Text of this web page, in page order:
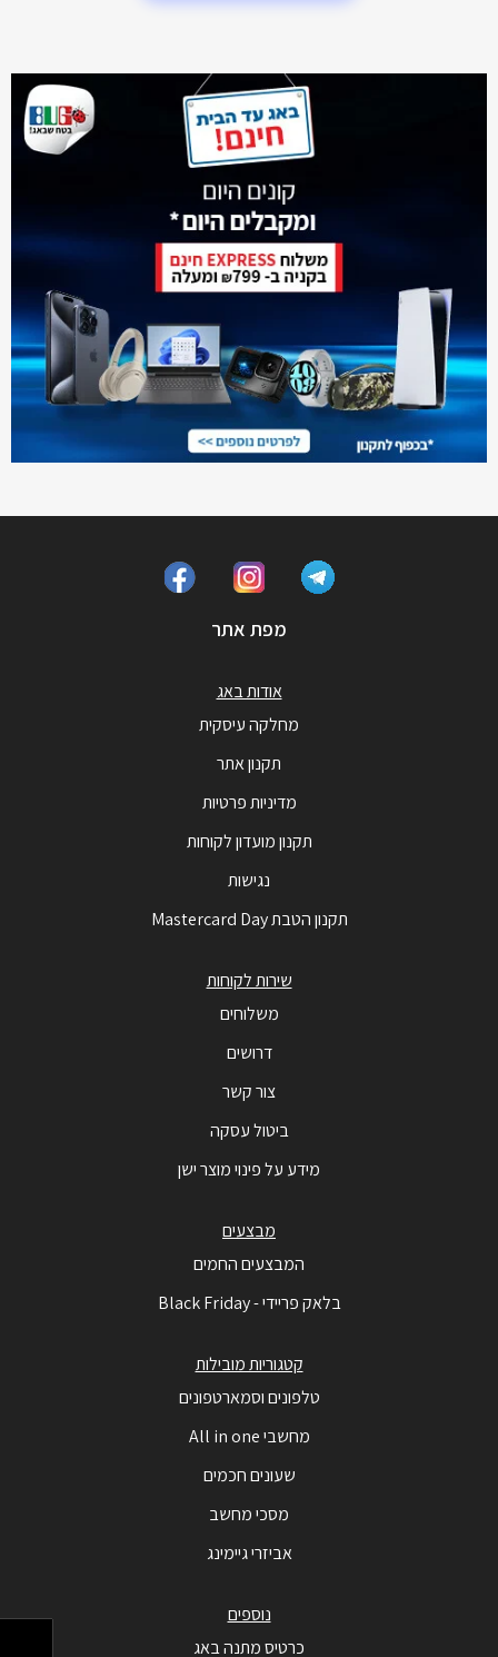
מפת אתר
אודות באג
מחלקה עיסקית
תקנון אתר
מדיניות פרטיות
תקנון מועדון לקוחות
נגישות
תקנון הטבת Mastercard Day
שירות לקוחות
משלוחים
דרושים
צור קשר
ביטול עסקה
מידע על פינוי מוצר ישן
מבצעים
המבצעים החמים
בלאק פריידי - Black Friday
קטגוריות מובילות
טלפונים וסמארטפונים
מחשבי All in one
שעונים חכמים
מסכי מחשב
אביזרי גיימינג
נוספים
כרטיס מתנה באג